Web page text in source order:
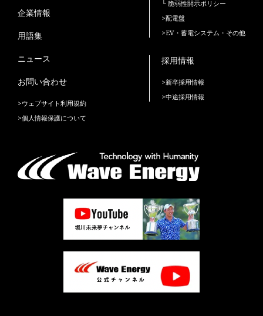
企業情報
用語集
ニュース
お問い合わせ
>ウェブサイト利用規約
>個人情報保護について
└ 脆弱性開示ポリシー
>配電盤
>EV・蓄電システム・その他
採用情報
>新卒採用情報
>中途採用情報